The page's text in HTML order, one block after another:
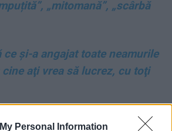
Personal Information
„mitomană”, „scârbă
ce și-a angajat toate neamurile
cine aţi vrea să lucrez, cu toţi